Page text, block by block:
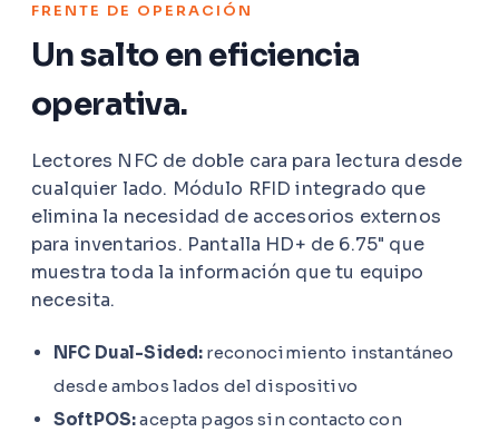
FRENTE DE OPERACIÓN
Un salto en eficiencia
operativa.
Lectores NFC de doble cara para lectura desde
cualquier lado. Módulo RFID integrado que
elimina la necesidad de accesorios externos
para inventarios. Pantalla HD+ de 6.75" que
muestra toda la información que tu equipo
necesita.
NFC Dual-Sided: reconocimiento instantáneo
desde ambos lados del dispositivo
SoftPOS:acepta pagos sin contacto con